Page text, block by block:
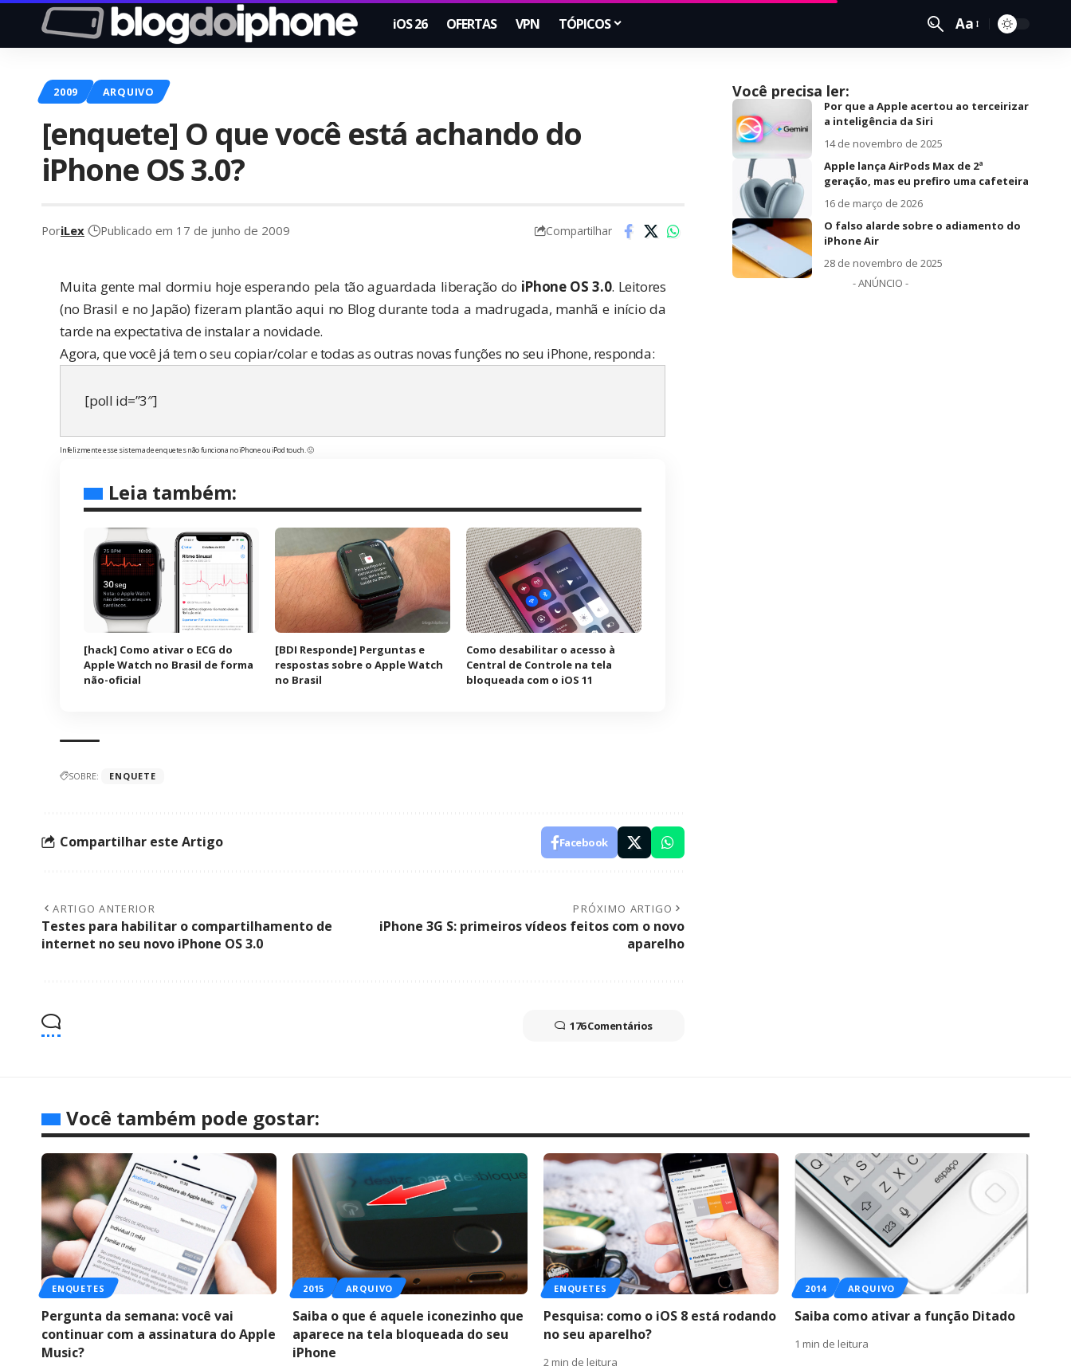
iOS 26 OFERTAS VPN TÓPICOS Aa
2009 ARQUIVO
[enquete] O que você está achando do
iPhone OS 3.0?
PoriLex Publicado em 17 de junho de 2009 Compartilhar
Muita gente mal dormiu hoje esperando pela tão aguardada liberação do iPhone OS 3.0. Leitores
(no Brasil e no Japão) fizeram plantão aqui no Blog durante toda a madrugada, manhã e início da
tarde na expectativa de instalar a novidade.
Agora, que você já tem o seu copiar/colar e todas as outras novas funções no seu iPhone, responda:
[poll id=”3″]
Infelizmente esse sistema de enquetes não funciona no iPhone ou iPod touch. 🙁
Leia também:
[hack] Como ativar o ECG do
Apple Watch no Brasil de forma
não-oficial
[BDI Responde] Perguntas e
respostas sobre o Apple Watch
no Brasil
Como desabilitar o acesso à
Central de Controle na tela
bloqueada com o iOS 11
SOBRE: ENQUETE
Compartilhar este Artigo Facebook
ARTIGO ANTERIOR
Testes para habilitar o compartilhamento de
internet no seu novo iPhone OS 3.0
PRÓXIMO ARTIGO
iPhone 3G S: primeiros vídeos feitos com o novo
aparelho
176 Comentários
Você precisa ler:
Por que a Apple acertou ao terceirizar
a inteligência da Siri
14 de novembro de 2025
Apple lança AirPods Max de 2ª
geração, mas eu prefiro uma cafeteira
16 de março de 2026
O falso alarde sobre o adiamento do
iPhone Air
28 de novembro de 2025
- ANÚNCIO -
Você também pode gostar:
ENQUETES
Pergunta da semana: você vai
continuar com a assinatura do Apple
Music?
2015 ARQUIVO
Saiba o que é aquele iconezinho que
aparece na tela bloqueada do seu
iPhone
ENQUETES
Pesquisa: como o iOS 8 está rodando
no seu aparelho?
2 min de leitura
2014 ARQUIVO
Saiba como ativar a função Ditado
1 min de leitura